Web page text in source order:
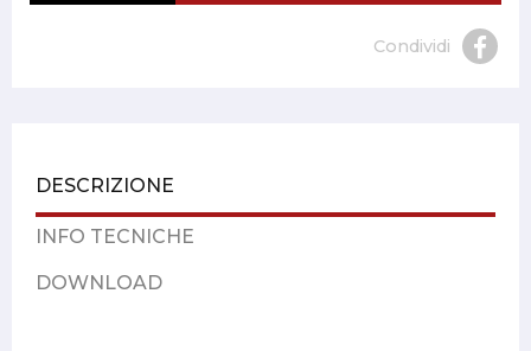
Condividi
DESCRIZIONE
INFO TECNICHE
DOWNLOAD